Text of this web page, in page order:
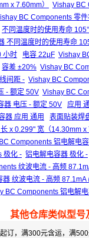
x 7.60mm）
Vishay BC
BC Components 零件
不同温度时的使用寿命
不同温度时的使用寿命
小时
电容 22μF Vishay
容差 ±20% Vishay BC
间距 - Vishay BC
- 额定 50V Vishay BC
器 电压 - 额定 50V 应用
器 应用 通用 表面贴装焊
x 0.299" 宽（14.30mm x
Components 铝电解电
极化 - 铝电解电容器 极化 -
纹波电流 - 高频
纹波电流 - 高频 87.1mA
BC Components 铝电解
其他仓库类似型号
订，满300元含运，满